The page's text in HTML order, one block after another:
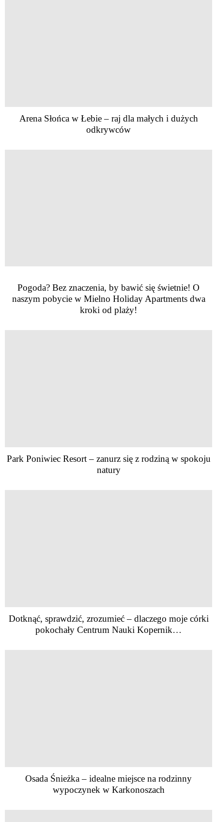
Arena Słońca w Łebie – raj dla małych i dużych
odkrywców
Pogoda? Bez znaczenia, by bawić się świetnie! O
naszym pobycie w Mielno Holiday Apartments dwa
kroki od plaży!
Park Poniwiec Resort – zanurz się z rodziną w spokoju
natury
Dotknąć, sprawdzić, zrozumieć – dlaczego moje córki
pokochały Centrum Nauki Kopernik…
Osada Śnieżka – idealne miejsce na rodzinny
wypoczynek w Karkonoszach